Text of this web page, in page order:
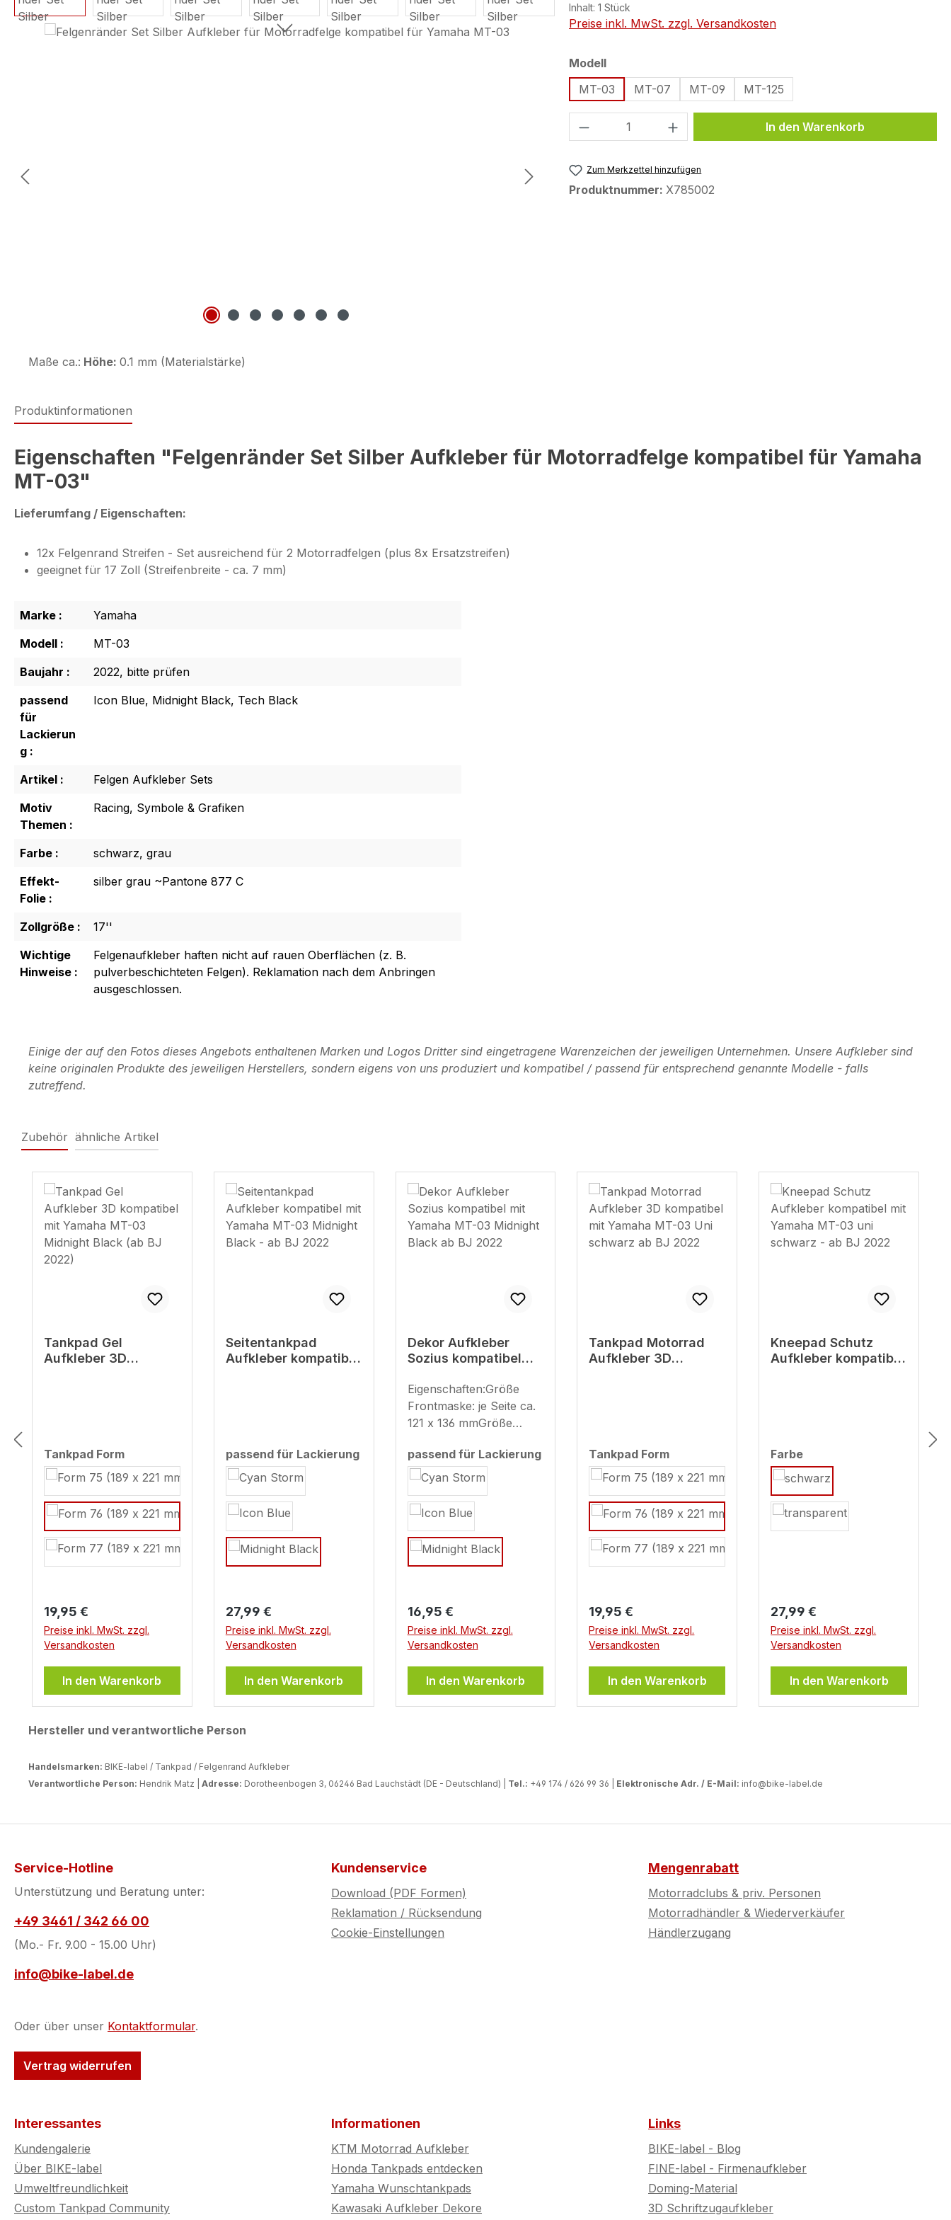
Inhalt: 1 Stück
Preise inkl. MwSt. zzgl. Versandkosten
Modellauswählen
MT-03
MT-07 MT-09 MT-125
Produkt Anzahl: Gib den gewünschten Wert
In den Warenkorb
Zum Merkzettel hinzufügen
Produktnummer: X785002
Maße ca.: Höhe: 0.1 mm (Materialstärke)
Produktinformationen
Eigenschaften "Felgenränder Set Silber Aufkleber für Motorradfelge kompatibel für Yamaha
MT-03"
Lieferumfang / Eigenschaften:
12x Felgenrand Streifen - Set ausreichend für 2 Motorradfelgen (plus 8x Ersatzstreifen)
geeignet für 17 Zoll (Streifenbreite - ca. 7 mm)
Marke :
Yamaha
Modell :
MT-03
Baujahr :
2022, bitte prüfen
passend
für
Lackierun
g :
Icon Blue, Midnight Black, Tech Black
Artikel :
Felgen Aufkleber Sets
Motiv
Themen :
Racing, Symbole & Grafiken
Farbe :
schwarz, grau
Effekt-
Folie :
silber grau ~Pantone 877 C
Zollgröße :
17''
Wichtige
Hinweise :
Felgenaufkleber haften nicht auf rauen Oberflächen (z. B.
pulverbeschichteten Felgen). Reklamation nach dem Anbringen
ausgeschlossen.
Einige der auf den Fotos dieses Angebots enthaltenen Marken und Logos Dritter sind eingetragene Warenzeichen der jeweiligen Unternehmen. Unsere Aufkleber sind
keine originalen Produkte des jeweiligen Herstellers, sondern eigens von uns produziert und kompatibel / passend für entsprechend genannte Modelle - falls
zutreffend.
Zubehör ähnliche Artikel
Tankpad Gel
Aufkleber 3D
Tankpad Formauswählen
Regulärer Preis:
19,95 €
Preise inkl. MwSt. zzgl.
Versandkosten
In den Warenkorb
Seitentankpad
Aufkleber kompatibel
passend für Lackierung
auswählen
Regulärer Preis:
27,99 €
Preise inkl. MwSt. zzgl.
Versandkosten
In den Warenkorb
Dekor Aufkleber
Sozius kompatibel
Midnight Black ab BJ
2022
Eigenschaften:Größe
Frontmaske: je Seite ca.
121 x 136 mmGröße
mm
passend für Lackierung
auswählen
Regulärer Preis:
16,95 €
Preise inkl. MwSt. zzgl.
Versandkosten
In den Warenkorb
Tankpad Motorrad
Aufkleber 3D
Tankpad Formauswählen
Regulärer Preis:
19,95 €
Preise inkl. MwSt. zzgl.
Versandkosten
In den Warenkorb
Kneepad Schutz
Aufkleber kompatibel
Farbeauswählen
Regulärer Preis:
27,99 €
Preise inkl. MwSt. zzgl.
Versandkosten
In den Warenkorb
Hersteller und verantwortliche Person
Handelsmarken: BIKE-label / Tankpad / Felgenrand Aufkleber
Verantwortliche Person: Hendrik Matz | Adresse: Dorotheenbogen 3, 06246 Bad Lauchstädt (DE - Deutschland) | Tel.: +49 174 / 626 99 36 | Elektronische Adr. / E-Mail: info@bike-label.de
Service-Hotline
Unterstützung und Beratung unter:
+49 3461 / 342 66 00
(Mo.- Fr. 9.00 - 15.00 Uhr)
info@bike-label.de
Oder über unser Kontaktformular.
Vertrag widerrufen
Kundenservice
Download (PDF Formen)
Reklamation / Rücksendung
Cookie-Einstellungen
Mengenrabatt
Motorradclubs & priv. Personen
Motorradhändler & Wiederverkäufer
Händlerzugang
Interessantes
Kundengalerie
Über BIKE-label
Umweltfreundlichkeit
Custom Tankpad Community
Informationen
KTM Motorrad Aufkleber
Honda Tankpads entdecken
Yamaha Wunschtankpads
Kawasaki Aufkleber Dekore
Links
BIKE-label - Blog
FINE-label - Firmenaufkleber
Doming-Material
3D Schriftzugaufkleber